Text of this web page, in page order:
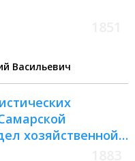
Васильевич
хозяйственной
1-